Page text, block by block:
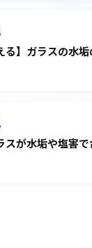
る】ガラスの水
スが水垢や塩害